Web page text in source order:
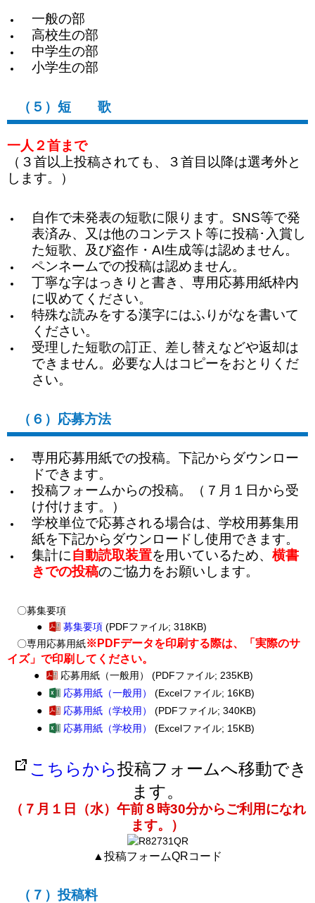
一般の部
高校生の部
中学生の部
小学生の部
（５）短 歌
一人２首まで
（３首以上投稿されても、３首目以降は選考外と
します。）
自作で未発表の短歌に限ります。SNS等で発
表済み、又は他のコンテスト等に投稿･入賞し
た短歌、及び盗作・AI生成等は認めません。
ペンネームでの投稿は認めません。
丁寧な字はっきりと書き、専用応募用紙枠内
に収めてください。
特殊な読みをする漢字にはふりがなを書いて
ください。
受理した短歌の訂正、差し替えなどや返却は
できません。必要な人はコピーをおとりくだ
さい。
（６）応募方法
専用応募用紙での投稿。下記からダウンロー
ドできます。
投稿フォームからの投稿。（７月１日から受
け付けます。）
学校単位で応募される場合は、学校用募集用
紙を下記からダウンロードし使用できます。
集計に自動読取装置を用いているため、 横書
きでの投稿のご協力をお願いします。
〇募集要項
●
募集要項 (PDFファイル; 318KB)
〇専用応募用紙※PDFデータを印刷する際は、「実際のサ
イズ」で印刷してください。
● 応募用紙（一般用）
(PDFファイル; 235KB)
●
応募用紙（一般用）
(Excelファイル; 16KB)
●
応募用紙（学校用）
(PDFファイル; 340KB)
●
応募用紙（学校用） (Excelファイル; 15KB)
こちらから投稿フォームへ移動でき
ます。
（７月１日（水）午前８時30分からご利用になれ
ます。）
▲投稿フォームQRコード
（７）投稿料